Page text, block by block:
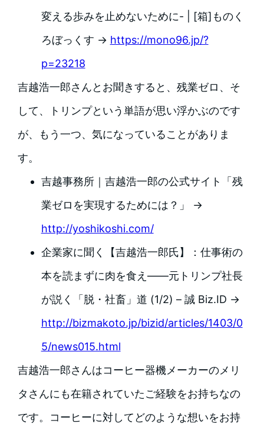
変える歩みを止めないために- | [箱]ものく
ろぼっくす → https://mono96.jp/?
p=23218
吉越浩一郎さんとお聞きすると、残業ゼロ、そ
して、トリンプという単語が思い浮かぶのです
が、もう一つ、気になっていることがありま
す。
吉越事務所｜吉越浩一郎の公式サイト「残
業ゼロを実現するためには？」 →
http://yoshikoshi.com/
企業家に聞く【吉越浩一郎氏】：仕事術の
本を読まずに肉を食え――元トリンプ社長
が説く「脱・社畜」道 (1/2) – 誠 Biz.ID →
http://bizmakoto.jp/bizid/articles/1403/0
5/news015.html
吉越浩一郎さんはコーヒー器機メーカーのメリ
タさんにも在籍されていたご経験をお持ちなの
です。コーヒーに対してどのような想いをお持